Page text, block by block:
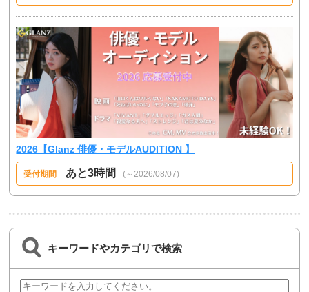
2026【Glanz 俳優・モデルAUDITION 】
受付期間 あと3時間 (～2026/08/07)
キーワードやカテゴリで検索